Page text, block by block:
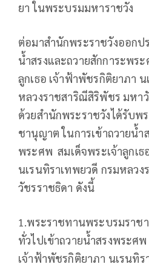
ยา ในพระบรมมหาราชวัง
ต่อมาสำนักพระราชวังออกป
น้ำสรงและถวายสักการะพร
ลูกเธอ เจ้าฟ้าพัชรกิติยาภา
หลวงราชสาริณีสิริพัชร มหา
ด้วยสำนักพระราชวังได้รับพ
ชานุญาต ในการเข้าถวายน้ำ
พระศพ สมเด็จพระเจ้าลูกเ
นเรนทิราเทพยวดี กรมหลว
วัชรราชธิดา ดังนี้
1.พระราชทานพระบรมรา
ทั่วไปเข้าถวายน้ำสรงพระศพ
เจ้าฟ้าพัชรกิติยาภา นเรนทิ